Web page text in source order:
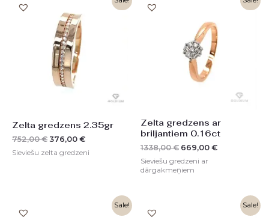
Zelta gredzens 2.35gr
752,00€
was:
752,00 €.
376,00 €
Sieviešu zelta gredzeni
Zelta gredzens ar
briljantiem 0.16ct
1338,00€
1338,00 €.
669,00 €
669,00 €.
Sieviešu gredzeni ar
dārgakmeņiem
Sale!
Current
Sale!
Current